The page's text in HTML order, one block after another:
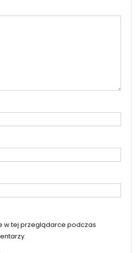
w tej przeglądarce podczas